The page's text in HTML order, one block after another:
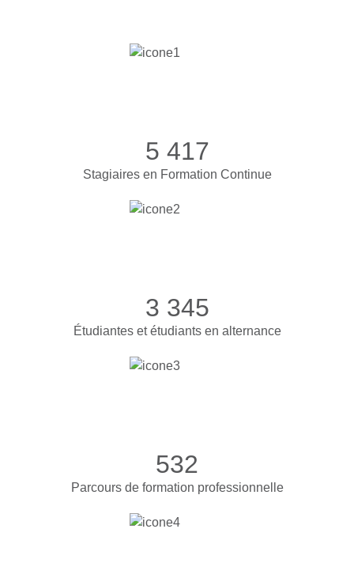
5 417
Stagiaires en Formation Continue
3 345
Étudiantes et étudiants en alternance
532
Parcours de formation professionnelle